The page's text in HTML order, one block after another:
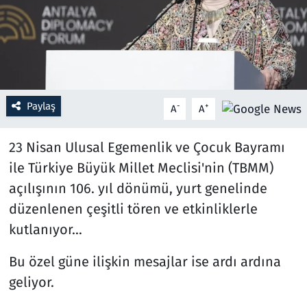
Paylaş A- A+
23 Nisan Ulusal Egemenlik ve Çocuk Bayramı
ile Türkiye Büyük Millet Meclisi'nin (TBMM)
açılışının 106. yıl dönümü, yurt genelinde
düzenlenen çeşitli tören ve etkinliklerle
kutlanıyor...
Bu özel güne ilişkin mesajlar ise ardı ardına
geliyor.
Sağlık
Savunma Sanayi
Seçim 2023
Teknoloji ve Bilim
Televizyon